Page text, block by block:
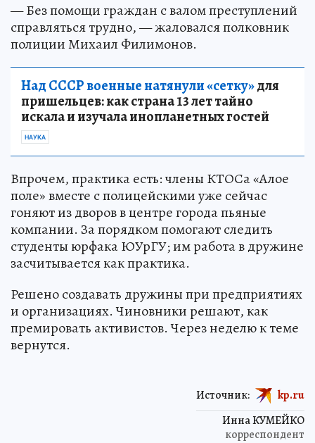
— Без помощи граждан с валом преступлений
справляться трудно, — жаловался полковник
полиции Михаил Филимонов.
Над СССР военные натянули «сетку»для
пришельцев: как страна 13 лет тайно
искала и изучала инопланетных гостей
НАУКА
Впрочем, практика есть: члены КТОСа «Алое
поле» вместе с полицейскими уже сейчас
гоняют из дворов в центре города пьяные
компании. За порядком помогают следить
студенты юрфака ЮУрГУ; им работа в дружине
засчитывается как практика.
Решено создавать дружины при предприятиях
и организациях. Чиновники решают, как
премировать активистов. Через неделю к теме
вернутся.
Инна КУМЕЙКО
корреспондент
Источник: kp.ru